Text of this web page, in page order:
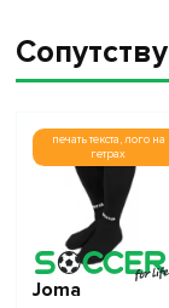
печать текста, лого на
гетрах
Joma